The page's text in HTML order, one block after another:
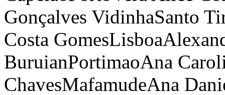
Gonçalves VidinhaSanto
Costa GomesLisboa
BuruianPortimaoAna
ChavesMafamudeAna